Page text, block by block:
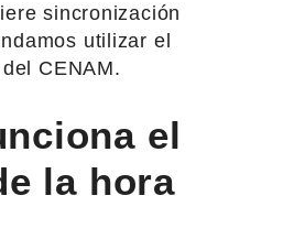
sincronización
utilizar el
CENAM.
el
la hora